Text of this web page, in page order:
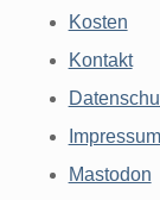
Kosten
Kontakt
Impressum
Mastodon